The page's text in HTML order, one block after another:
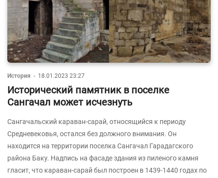
История - 18.01.2023 23:27
Исторический памятник в поселке
Сангачал может исчезнуть
Сангачальский караван-сарай, относящийся к периоду
Средневековья, остался без должного внимания. Он
находится на территории поселка Сангачал Гарадагского
района Баку. Надпись на фасаде здания из пиленого камня
гласит, что караван-сарай был построен в 1439-1440 годах по